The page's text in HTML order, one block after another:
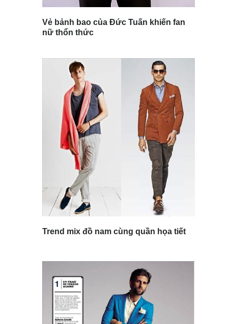
Vẻ bảnh bao của Đức Tuấn khiến fan
nữ thổn thức
Trend mix đồ nam cùng quần họa tiết